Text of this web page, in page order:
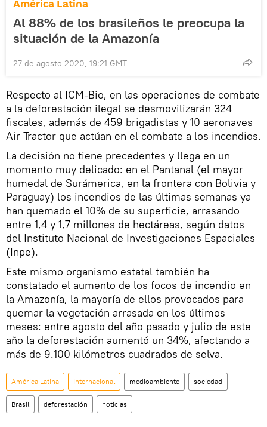
América Latina
Al 88% de los brasileños le preocupa la
situación de la Amazonía
27 de agosto 2020, 19:21 GMT
Respecto al ICM-Bio, en las operaciones de combate
a la deforestación ilegal se desmovilizarán 324
fiscales, además de 459 brigadistas y 10 aeronaves
Air Tractor que actúan en el combate a los incendios.
La decisión no tiene precedentes y llega en un
momento muy delicado: en el Pantanal (el mayor
humedal de Surámerica, en la frontera con Bolivia y
Paraguay) los incendios de las últimas semanas ya
han quemado el 10% de su superficie, arrasando
entre 1,4 y 1,7 millones de hectáreas, según datos
del Instituto Nacional de Investigaciones Espaciales
(Inpe).
Este mismo organismo estatal también ha
constatado el aumento de los focos de incendio en
la Amazonía, la mayoría de ellos provocados para
quemar la vegetación arrasada en los últimos
meses: entre agosto del año pasado y julio de este
año la deforestación aumentó un 34%, afectando a
más de 9.100 kilómetros cuadrados de selva.
América Latina Internacional medioambiente sociedad
Brasil deforestación noticias